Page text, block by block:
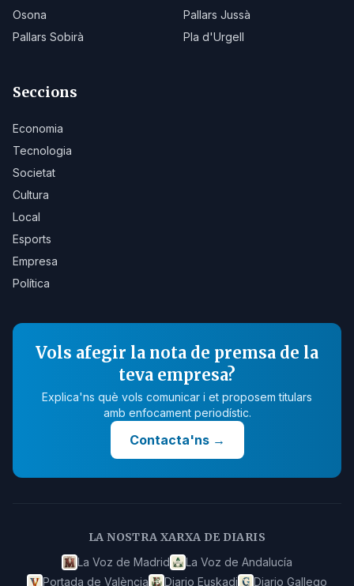
Osona
Pallars Jussà
Pallars Sobirà
Pla d'Urgell
Seccions
Economia
Tecnologia
Societat
Cultura
Local
Esports
Empresa
Política
Vols afegir la nota de premsa de la
teva empresa?
Explica'ns què vols comunicar i et proposem titulars
amb enfocament periodístic.
Contacta'ns→
LA NOSTRA XARXA DE DIARIS
La Voz de Madrid
La Voz de Andalucía
Portada de València
Diario Euskadi Diario Gallego